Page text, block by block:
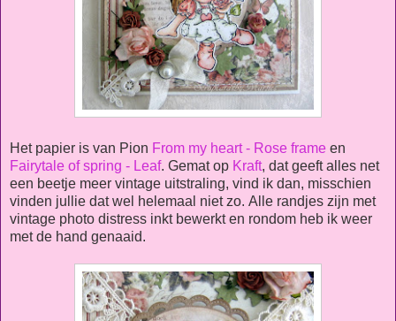
Het papier is van Pion From my heart - Rose frame en
Fairytale of spring - Leaf. Gemat op Kraft, dat geeft alles net
een beetje meer vintage uitstraling, vind ik dan, misschien
vinden jullie dat wel helemaal niet zo. Alle randjes zijn met
vintage photo distress inkt bewerkt en rondom heb ik weer
met de hand genaaid.